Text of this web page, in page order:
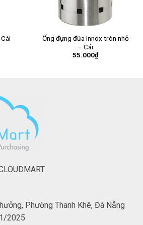
Ống đựng đũa Innox tròn nhỏ
– Cái
55.000₫
Phường Thanh Khê, Đà Nẵng
2025